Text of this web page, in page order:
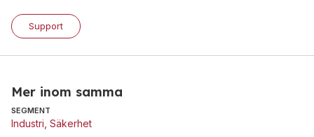
Support
Mer inom samma
SEGMENT
Industri Säkerhet